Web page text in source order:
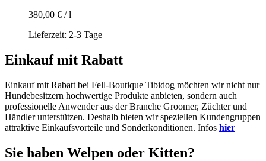
380,00 € /l
Lieferzeit: 2-3 Tage
Einkauf mit Rabatt
Einkauf mit Rabatt bei Fell-Boutique Tibidog möchten wir nicht nur
Hundebesitzern hochwertige Produkte anbieten, sondern auch
professionelle Anwender aus der Branche Groomer, Züchter und
Händler unterstützen. Deshalb bieten wir speziellen Kundengruppen
attraktive Einkaufsvorteile und Sonderkonditionen. Infos hier
Sie haben Welpen oder Kitten?